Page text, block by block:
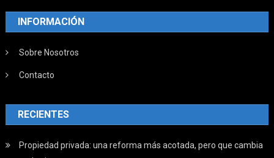
INFORMACIÓN
Sobre Nosotros
Contacto
RECIENTES
Propiedad privada: una reforma más acotada, pero que cambia